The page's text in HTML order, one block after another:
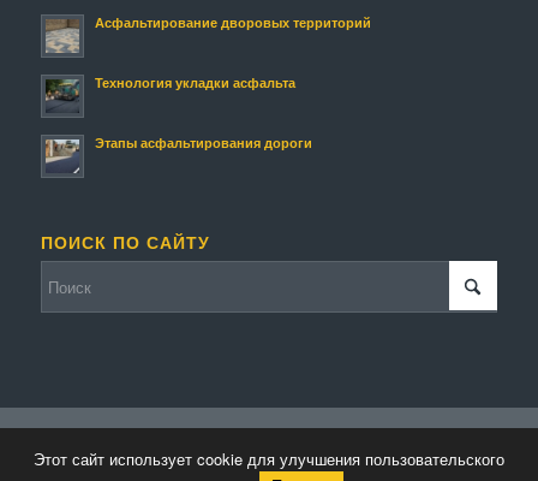
Асфальтирование дворовых территорий
Технология укладки асфальта
Этапы асфальтирования дороги
ПОИСК ПО САЙТУ
WordPress Theme by Kriesi
Этот сайт использует cookie для улучшения пользовательского